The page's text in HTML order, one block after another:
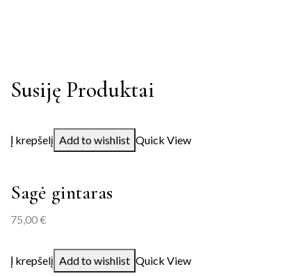
Susiję Produktai
Į krepšelį Add to wishlist Quick View
Sagė gintaras
75,00€
Į krepšelį Add to wishlist Quick View